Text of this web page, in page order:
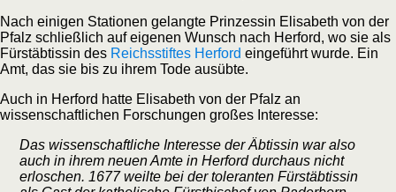
Nach einigen Stationen gelangte Prinzessin Elisabeth von der
Pfalz schließlich auf eigenen Wunsch nach Herford, wo sie als
Fürstäbtissin des Reichsstiftes Herford eingeführt wurde. Ein
Amt, das sie bis zu ihrem Tode ausübte.
Auch in Herford hatte Elisabeth von der Pfalz an
wissenschaftlichen Forschungen großes Interesse:
Das wissenschaftliche Interesse der Äbtissin war also
auch in ihrem neuen Amte in Herford durchaus nicht
erloschen. 1677 weilte bei der toleranten Fürstäbtissin